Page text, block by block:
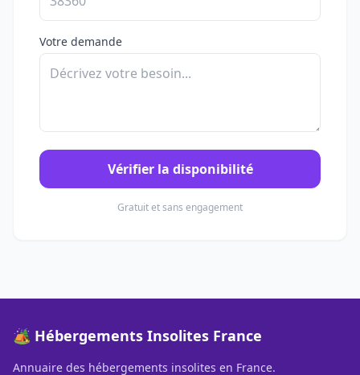
Votre demande
Vérifier la disponibilité
Gratuit et sans engagement
🏕️ Hébergements Insolites France
Annuaire des hébergements insolites en France.